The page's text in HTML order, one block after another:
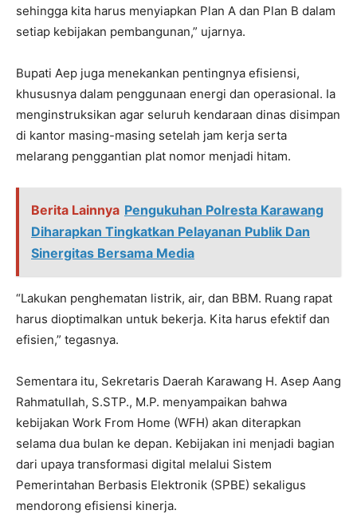
sehingga kita harus menyiapkan Plan A dan Plan B dalam
setiap kebijakan pembangunan,” ujarnya.
Bupati Aep juga menekankan pentingnya efisiensi,
khususnya dalam penggunaan energi dan operasional. Ia
menginstruksikan agar seluruh kendaraan dinas disimpan
di kantor masing-masing setelah jam kerja serta
melarang penggantian plat nomor menjadi hitam.
Berita Lainnya Pengukuhan Polresta Karawang
Diharapkan Tingkatkan Pelayanan Publik Dan
Sinergitas Bersama Media
“Lakukan penghematan listrik, air, dan BBM. Ruang rapat
harus dioptimalkan untuk bekerja. Kita harus efektif dan
efisien,” tegasnya.
Sementara itu, Sekretaris Daerah Karawang H. Asep Aang
Rahmatullah, S.STP., M.P. menyampaikan bahwa
kebijakan Work From Home (WFH) akan diterapkan
selama dua bulan ke depan. Kebijakan ini menjadi bagian
dari upaya transformasi digital melalui Sistem
Pemerintahan Berbasis Elektronik (SPBE) sekaligus
mendorong efisiensi kinerja.